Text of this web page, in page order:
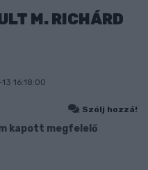
M. RICHÁRD
16:18:00
Szólj hozzá!
kapott megfelelő